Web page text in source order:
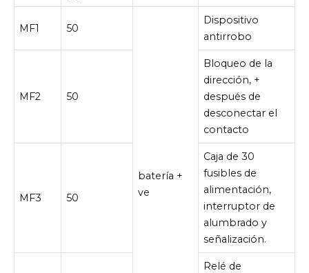
MF1 50
batería +
ve
Dispositivo
antirrobo
MF2 50
Bloqueo de la
dirección, +
después de
desconectar el
contacto
MF3 50
Caja de 30
fusibles de
alimentación,
interruptor de
alumbrado y
señalización.
Relé de